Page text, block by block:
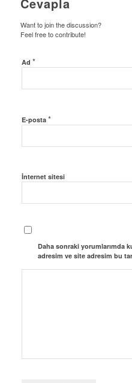
Cevapla
Want to join the discussion?
Feel free to contribute!
Ad *
E-posta *
İnternet sitesi
Daha sonraki yorumlarımda
adresim ve site adresim bu